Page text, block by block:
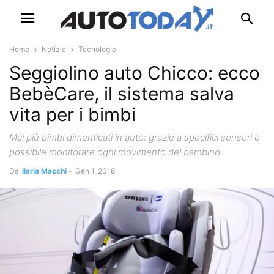
Home Notizie Tecnologie
Seggiolino auto Chicco: ecco
BebèCare, il sistema salva
vita per i bimbi
Mai più bimbi dimenticati in auto: grazie a specifici sensori è
possibile monitorare ogni movimento del bambino
Da Ilaria Macchi - Gen 1, 2018